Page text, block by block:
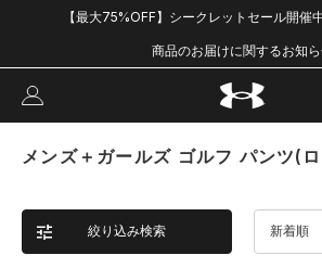
【最大75%OFF】シークレットセール開催
商品のお届けに関するお知
メンズ＋ガールズ ゴルフ パンツ(
絞り込み検索 新着順